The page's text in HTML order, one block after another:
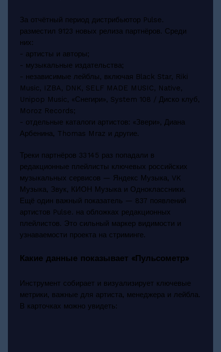
За отчётный период дистрибьютор Pulse.
разместил 9123 новых релиза партнёров. Среди
них:
- артисты и авторы;
- музыкальные издательства;
- независимые лейблы, включая Black Star, Riki
Music, IZBA, DNK, SELF MADE MUSIC, Native,
Unipop Music, «Снегири», System 108 / Диско клуб,
Moroz Records;
- отдельные каталоги артистов: «Звери», Диана
Арбенина, Thomas Mraz и другие.
Треки партнёров 33 145 раз попадали в
редакционные плейлисты ключевых российских
музыкальных сервисов — Яндекс Музыка, VK
Музыка, Звук, КИОН Музыка и Одноклассники.
Ещё один важный показатель — 837 появлений
артистов Pulse. на обложках редакционных
плейлистов. Это сильный маркер видимости и
узнаваемости проекта на стриминге.
Какие данные показывает «Пульсометр»
Инструмент собирает и визуализирует ключевые
метрики, важные для артиста, менеджера и лейбла.
В карточках можно увидеть: